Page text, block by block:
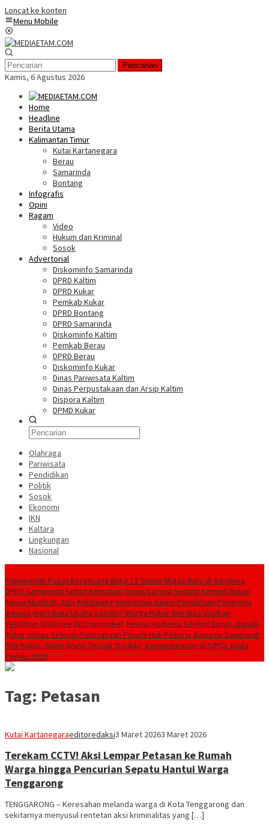
Loncat ke konten
Menu Mobile
Pencarian
Kamis, 6 Agustus 2026
Home
Headline
Berita Utama
Kalimantan Timur
Kutai Kartanegara
Berau
Samarinda
Bontang
Infografis
Opini
Ragam
Video
Hukum dan Kriminal
Sosok
Advertorial
Diskominfo Samarinda
DPRD Kaltim
DPRD Kukar
Pemkab Kukar
DPRD Bontang
DPRD Samarinda
Diskominfo Kaltim
Pemkab Berau
DPRD Berau
Diskominfo Kukar
Dinas Pariwisata Kaltim
Dinas Perpustakaan dan Arsip Kaltim
Dispora Kaltim
DPMD Kukar
Olahraga
Pariwisata
Pendidikan
Politik
Sosok
Ekonomi
IKN
Kaltara
Lingkungan
Nasional
Pemerintah Pusat Berencana Buka 13 Sumur Migas Baru di Samboja
DPRD Samarinda Sebut Kematian Siswa karena Sepatu Sempit Bukan
hanya Musibah, tapi Kelalaian Pemerintah dalam Pendataan Penerima
Bansos Ingin Buka Usaha Sendiri? Warga Kukar Kini Bisa Usulkan
Pelatihan Gratis ke DistransnakerTerima Audiensi Serikat Buruh, Bupati
Kukar Imbau Seluruh Perusahaan Penuhi Hak Pekerja Bawaslu Sambangi
PAN Kukar, Wanti-Wanti Terjadi ‘Double’ Kepengurusan di SIPOL pada
Pemilu 2029
Tag: Petasan
Kutai Kartanegaraeditoredaksi3 Maret 20263 Maret 2026
Terekam CCTV! Aksi Lempar Petasan ke Rumah
Warga hingga Pencurian Sepatu Hantui Warga
Tenggarong
TENGGARONG – Keresahan melanda warga di Kota Tenggarong dan
sekitarnya menyusul rentetan aksi kriminalitas yang […]